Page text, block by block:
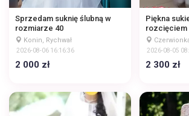
Sprzedam suknię ślubną w
rozmiarze 40
Konin, Rychwał
2026-08-06 16:16:36
2 000 zł
Piękna
rozcięciem
buty
2026-08-05
2 300 zł